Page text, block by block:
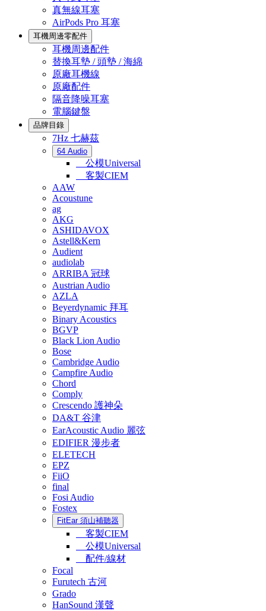
真無線耳塞
AirPods Pro 耳塞
耳機周邊零配件
耳機周邊配件
替換耳墊 / 頭墊 / 海綿
原廠耳機線
原廠配件
隔音降噪耳塞
電腦鍵盤
品牌目錄
7Hz 七赫茲
64 Audio
公模Universal
客製CIEM
AAW
Acoustune
ag
AKG
ASHIDAVOX
Astell&Kern
Audient
audiolab
ARRIBA 冠球
Austrian Audio
AZLA
Beyerdynamic 拜耳
Binary Acoustics
BGVP
Black Lion Audio
Bose
Cambridge Audio
Campfire Audio
Chord
Comply
Crescendo 護神朵
DA&T 谷津
EarAcoustic Audio 麗弦
EDIFIER 漫步者
ELETECH
EPZ
FiiO
final
Fosi Audio
Fostex
FitEar 須山補聽器
客製CIEM
公模Universal
配件/線材
Focal
Furutech 古河
Grado
HanSound 漢聲